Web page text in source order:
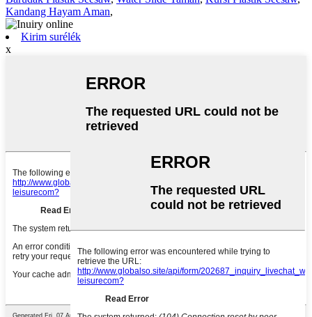
Kandang Hayam Aman,
Kirim surélék
x